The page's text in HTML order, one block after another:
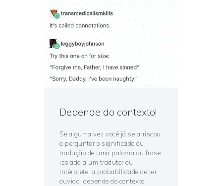
Depende do contexto!
Se alguma vez você já se arriscou
a perguntar o significado ou
tradução de uma palavra ou frase
isolada a um tradutor ou
intérprete, a probabilidade de ter
ouvido “depende do contexto”